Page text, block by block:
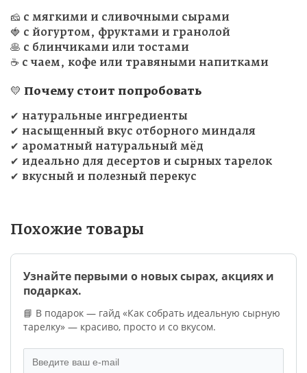
🧀 с мягкими и сливочными сырами
🍓 с йогуртом, фруктами и гранолой
🥞 с блинчиками или тостами
☕ с чаем, кофе или травяными напитками
💛 Почему стоит попробовать
✔ натуральные ингредиенты
✔ насыщенный вкус отборного миндаля
✔ ароматный натуральный мёд
✔ идеально для десертов и сырных тарелок
✔ вкусный и полезный перекус
Похожие товары
Узнайте первыми о новых сырах, акциях и
подарках.
📘 В подарок — гайд «Как собрать идеальную сырную
тарелку» — красиво, просто и со вкусом.